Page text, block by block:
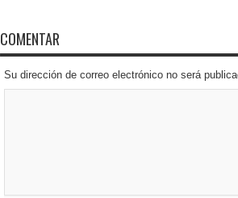
COMENTAR
Su dirección de correo electrónico no será